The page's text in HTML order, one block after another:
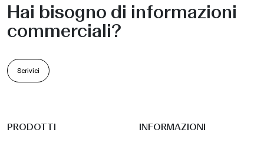
Hai bisogno di informazioni
commerciali?
Scrivici
PRODOTTI INFORMAZIONI